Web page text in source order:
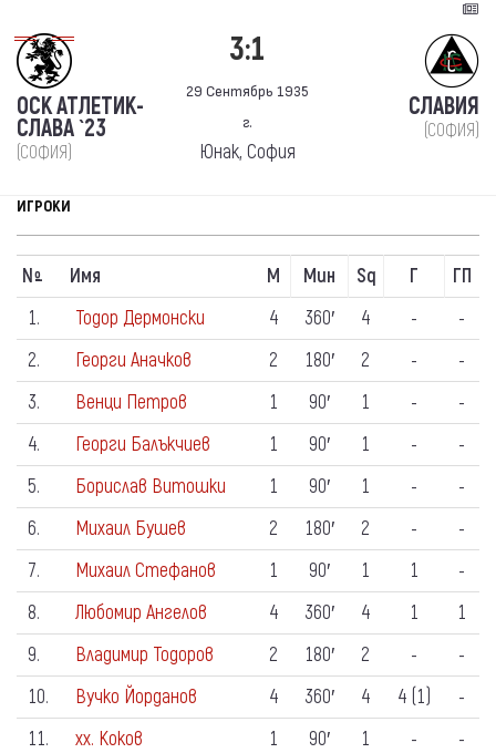
ОСК АТЛЕТИК-
СЛАВА `23
(СОФИЯ)
3:1
29 Сентябрь 1935
г.
Юнак, София
СЛАВИЯ
(СОФИЯ)
ИГРОКИ
Nº Имя М Мин Sq Г
ГП
1.
Тодор Дермонски 4 360′ 4 -
-
2.
Георги Аначков 2 180′ 2 -
-
3.
Венци Петров 1 90′ 1 -
-
4.
Георги Балъкчиев 1 90′ 1 -
-
5.
Борислав Витошки 1 90′ 1 -
-
6.
Михаил Бушев 2 180′ 2 -
-
7.
Михаил Стефанов 1 90′ 1 1
-
8.
Любомир Ангелов 4 360′ 4 1
1
9.
Владимир Тодоров 2 180′ 2 -
-
10.
Вучко Йорданов 4 360′ 4 4 (1)
-
11.
хх. Коков 1 90′ 1 -
-